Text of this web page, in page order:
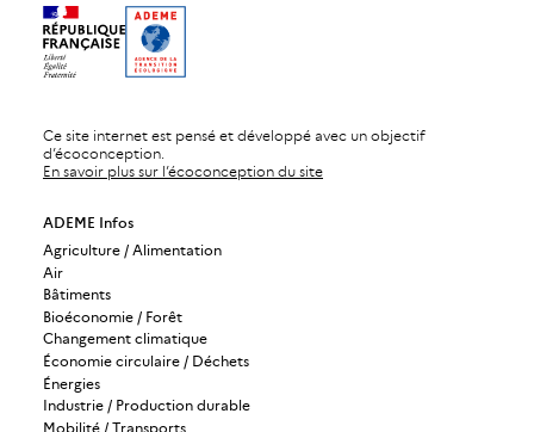
Ce site internet est pensé et développé avec un objectif
d’écoconception.
En savoir plus sur l’écoconception du site
ADEME Infos
Agriculture / Alimentation
Air
Bâtiments
Bioéconomie / Forêt
Changement climatique
Économie circulaire / Déchets
Énergies
Industrie / Production durable
Mobilité / Transports